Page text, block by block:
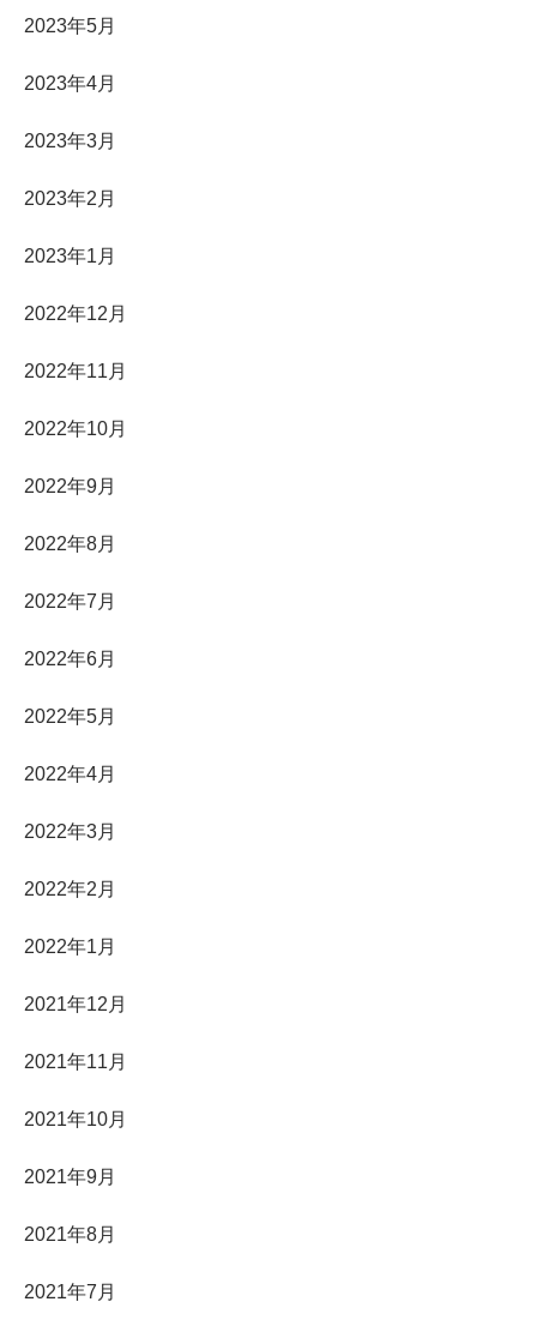
2023年5月
2023年4月
2023年3月
2023年2月
2023年1月
2022年12月
2022年11月
2022年10月
2022年9月
2022年8月
2022年7月
2022年6月
2022年5月
2022年4月
2022年3月
2022年2月
2022年1月
2021年12月
2021年11月
2021年10月
2021年9月
2021年8月
2021年7月